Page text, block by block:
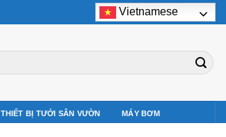
Vietnamese
THIẾT BỊ TƯỚI SÂN VƯỜN MÁY BƠM